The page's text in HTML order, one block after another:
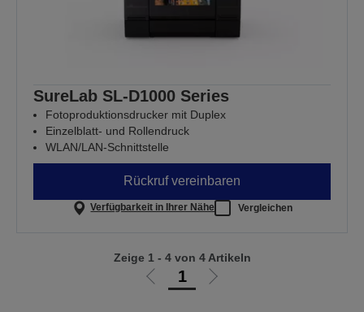
SureLab SL-D1000 Series
Fotoproduktionsdrucker mit Duplex
Einzelblatt- und Rollendruck
WLAN/LAN-Schnittstelle
Rückruf vereinbaren
Verfügbarkeit in Ihrer Nähe Vergleichen
Zur
1
Zur
Zeige 1 - 4 von 4 Artikeln